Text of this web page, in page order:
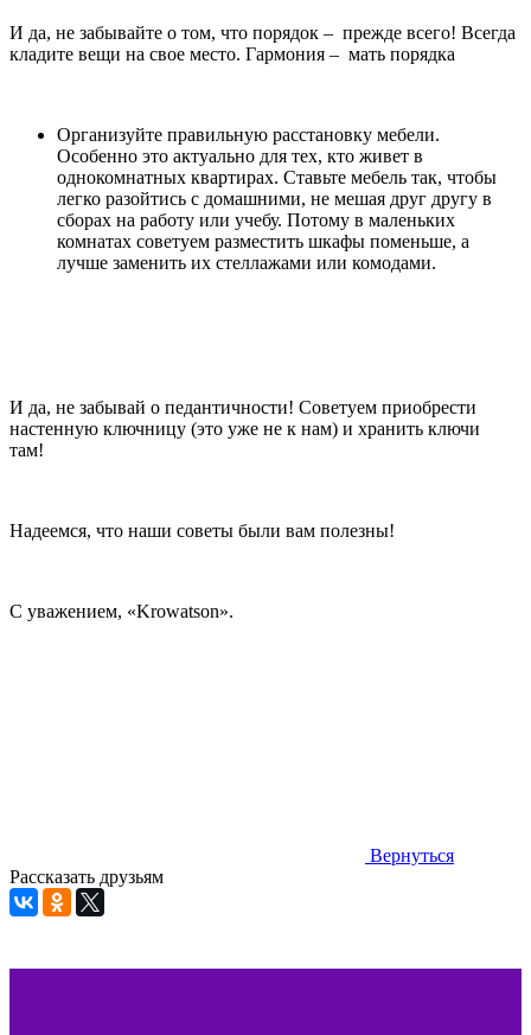
И да, не забывайте о том, что порядок – прежде всего! Всегда
кладите вещи на свое место. Гармония – мать порядка
Организуйте правильную расстановку мебели.
Особенно это актуально для тех, кто живет в
однокомнатных квартирах. Ставьте мебель так, чтобы
легко разойтись с домашними, не мешая друг другу в
сборах на работу или учебу. Потому в маленьких
комнатах советуем разместить шкафы поменьше, а
лучше заменить их стеллажами или комодами.
И да, не забывай о педантичности! Советуем приобрести
настенную ключницу (это уже не к нам) и хранить ключи
там!
Надеемся, что наши советы были вам полезны!
С уважением, «Krowatson».
Вернуться
Рассказать друзьям